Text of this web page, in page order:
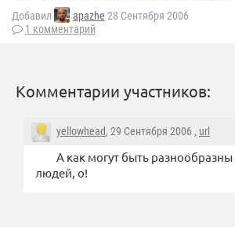
Добавил apazhe 28 Сентября 2006
1 комментарий
Комментарии участников:
yellowhead, 29 Сентября 2006 , url
А как могут быть
людей, о!